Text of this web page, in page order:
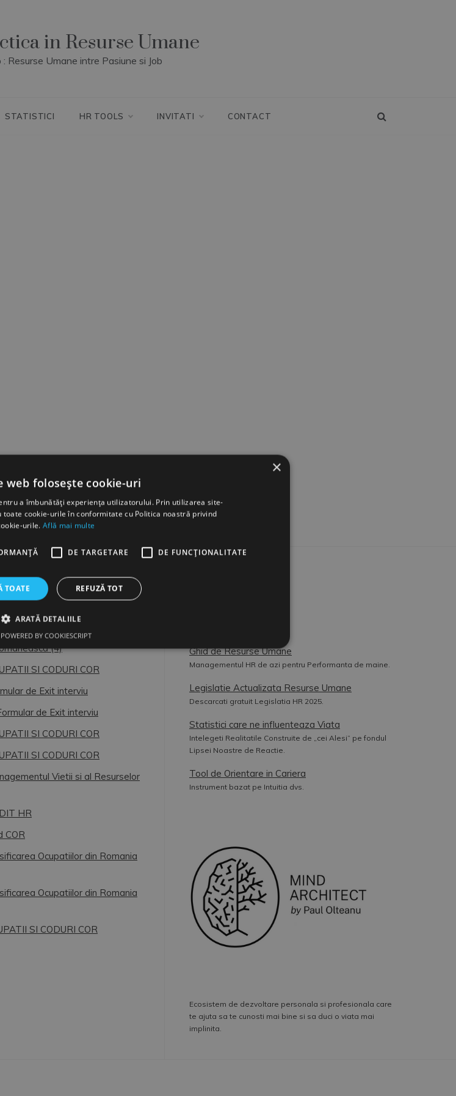
in Resurse Umane
Resurse Umane intre Pasiune si Job
STATISTICI HR TOOLS INVITATI CONTACT
COMENTARII
SI CODURI COR
Gusti, o lumină pentru
(4)
SI CODURI COR
de Exit interviu
de Exit interviu
SI CODURI COR
SI CODURI COR
Vietii si al Resurselor
HR
COR
Ocupatiilor din Romania
Ocupatiilor din Romania
SI CODURI COR
Ghid de Resurse Umane
Managementul HR de azi pentru Performanta de maine.
Legislatie Actualizata Resurse Umane
Descarcati gratuit Legislatia HR 2025.
Statistici care ne influenteaza Viata
Intelegeti Realitatile Construite de „cei Alesi” pe fondul
Lipsei Noastre de Reactie.
Tool de Orientare in Cariera
Instrument bazat pe Intuitia dvs.
Ecosistem de dezvoltare personala si profesionala care
te ajuta sa te cunosti mai bine si sa duci o viata mai
implinita.
×
web folosește cookie-uri
a îmbunătăți experiența utilizatorului. Prin utilizarea site-
toate cookie-urile în conformitate cu Politica noastră privind
urile. Află mai multe
DE TARGETARE DE FUNCŢIONALITATE
TOATE REFUZĂ TOT
ARATĂ DETALIILE
POWERED BY COOKIESCRIPT